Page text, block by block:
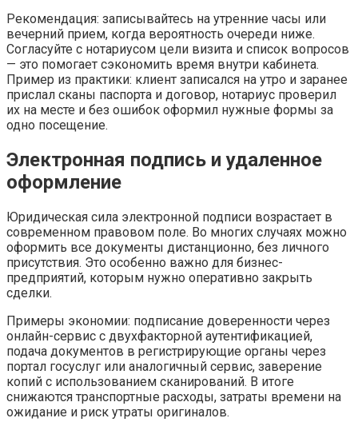
Рекомендация: записывайтесь на утренние часы или
вечерний прием, когда вероятность очереди ниже.
Согласуйте с нотариусом цели визита и список вопросов
— это помогает сэкономить время внутри кабинета.
Пример из практики: клиент записался на утро и заранее
прислал сканы паспорта и договор, нотариус проверил
их на месте и без ошибок оформил нужные формы за
одно посещение.
Электронная подпись и удаленное
оформление
Юридическая сила электронной подписи возрастает в
современном правовом поле. Во многих случаях можно
оформить все документы дистанционно, без личного
присутствия. Это особенно важно для бизнес-
предприятий, которым нужно оперативно закрыть
сделки.
Примеры экономии: подписание доверенности через
онлайн-сервис с двухфакторной аутентификацией,
подача документов в регистрирующие органы через
портал госуслуг или аналогичный сервис, заверение
копий с использованием сканирований. В итоге
снижаются транспортные расходы, затраты времени на
ожидание и риск утраты оригиналов.